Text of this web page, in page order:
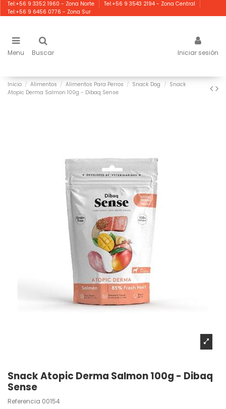
Tel:+56 9 3352 1960 - Zona Norte
Tel:+56 9 3543 2194 - Zona Central
Tel:+56 9 6456 0776 - Zona Sur
Menu Buscar Iniciar sesión
Inicio Alimentos Alimentos Para Perros Snack Dog
Snack
Atopic Derma Salmon 100g - Dibaq Sense
Snack Atopic Derma Salmon 100g - Dibaq
Sense
Referencia 00154